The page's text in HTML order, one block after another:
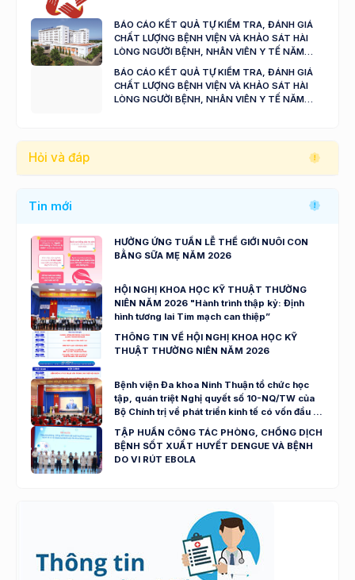
BÁO CÁO KẾT QUẢ TỰ KIỂM TRA, ĐÁNH GIÁ
CHẤT LƯỢNG BỆNH VIỆN VÀ KHẢO SÁT HÀI
LÒNG NGƯỜI BỆNH, NHÂN VIÊN Y TẾ NĂM
2024 - 2025
BÁO CÁO KẾT QUẢ TỰ KIỂM TRA, ĐÁNH GIÁ
CHẤT LƯỢNG BỆNH VIỆN VÀ KHẢO SÁT HÀI
LÒNG NGƯỜI BỆNH, NHÂN VIÊN Y TẾ NĂM
Hỏi và đáp
Tin mới
HƯỞNG ỨNG TUẦN LỄ THẾ GIỚI NUÔI CON
BẰNG SỮA MẸ NĂM 2026
HỘI NGHỊ KHOA HỌC KỸ THUẬT THƯỜNG
NIÊN NĂM 2026 "Hành trình thập kỷ: Định
hình tương lai Tim mạch can thiệp”
THÔNG TIN VỀ HỘI NGHỊ KHOA HỌC KỸ
THUẬT THƯỜNG NIÊN NĂM 2026
Bệnh viện Đa khoa Ninh Thuận tổ chức học
tập, quán triệt Nghị quyết số 10-NQ/TW của
Bộ Chính trị về phát triển kinh tế có vốn đầu tư
nước ngoài
TẬP HUẤN CÔNG TÁC PHÒNG, CHỐNG DỊCH
BỆNH SỐT XUẤT HUYẾT DENGUE VÀ BỆNH
DO VI RÚT EBOLA